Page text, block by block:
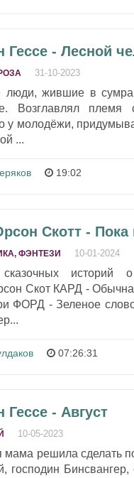
Гессе - Лесной
31-10-2023
люди, жившие в
Возглавлял
у молодёжи,
...
19:02
Скотт - Пока
ФЭНТЕЗИ 10-01-2024
сказочных историй
Скот КАРД -
ФОРД - Зеленое
07:26:31
Гессе - Август
10-05-2023
мама решила сделать
господин